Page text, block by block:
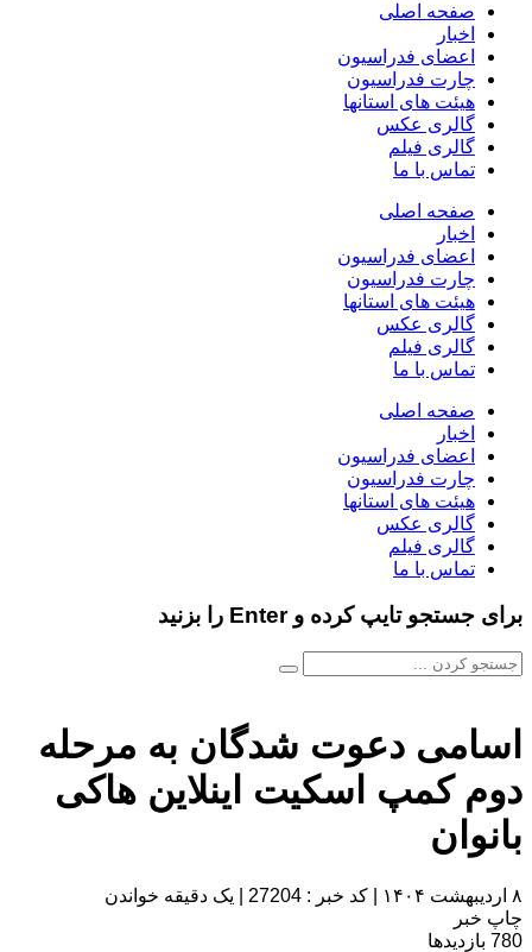
صفحه اصلی
اخبار
اعضای فدراسیون
چارت فدراسیون
هیئت های استانها
گالری عکس
گالری فیلم
تماس با ما
صفحه اصلی
اخبار
اعضای فدراسیون
چارت فدراسیون
هیئت های استانها
گالری عکس
گالری فیلم
تماس با ما
صفحه اصلی
اخبار
اعضای فدراسیون
چارت فدراسیون
هیئت های استانها
گالری عکس
گالری فیلم
تماس با ما
برای جستجو تایپ کرده و Enter را بزنید
اسامی دعوت شدگان به مرحله
دوم کمپ اسکیت اینلاین هاکی
بانوان
۸ اردیبهشت ۱۴۰۴ کد خبر : 27204
یک دقیقه خواندن
چاپ خبر
780 بازدیدها